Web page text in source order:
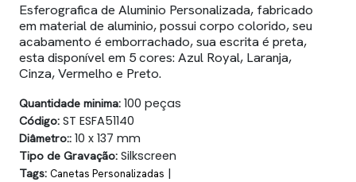
Esferografica de Aluminio Personalizada, fabricado
em material de aluminio, possui corpo colorido, seu
acabamento é emborrachado, sua escrita é preta,
esta disponível em 5 cores: Azul Royal, Laranja,
Cinza, Vermelho e Preto.
Quantidade minima: 100 peças
Código: ST ESFA51140
Diâmetro:: 10 x 137 mm
Tipo de Gravação: Silkscreen
Tags: Canetas Personalizadas |